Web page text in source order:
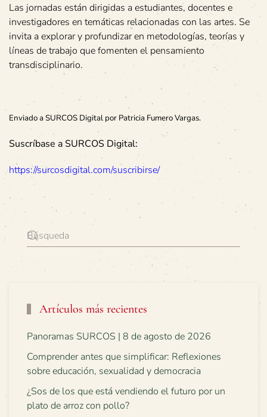
Las jornadas están dirigidas a estudiantes, docentes e
investigadores en temáticas relacionadas con las artes. Se
invita a explorar y profundizar en metodologías, teorías y
líneas de trabajo que fomenten el pensamiento
transdisciplinario.
Enviado a SURCOS Digital por Patricia Fumero Vargas.
Suscríbase a SURCOS Digital:
https://surcosdigital.com/suscribirse/
Artículos más recientes
Panoramas SURCOS | 8 de agosto de 2026
Comprender antes que simplificar: Reflexiones
sobre educación, sexualidad y democracia
¿Sos de los que está vendiendo el futuro por un
plato de arroz con pollo?